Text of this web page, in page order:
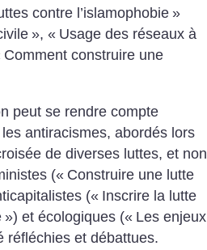
contre l’islamophobie »
», « Usage des réseaux à
Comment construire une
peut se rendre compte
antiracismes, abordés lors
de diverses luttes, et non
(« Construire une lutte
(« Inscrire la lutte
») et écologiques (« Les enjeux
réfléchies et débattues.